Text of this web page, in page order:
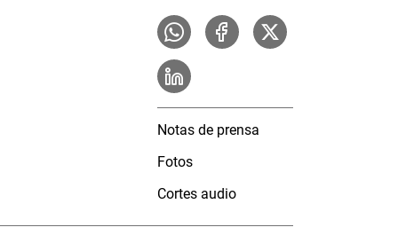
Notas de prensa
Fotos
Cortes audio